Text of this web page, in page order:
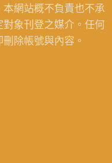
網站概不負責也不承
象刊登之媒介。任何
除帳號與內容。